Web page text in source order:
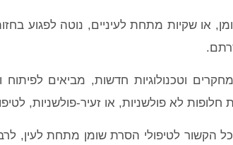
או שקיות מתחת לעיניים, נוטה לפגוע
וטכנולוגיות חדשות, מביאים לפיתוח
לא פולשניות, או זעיר-פולשניות,
הקשור לטיפולי הסרת שומן מתחת לעין,